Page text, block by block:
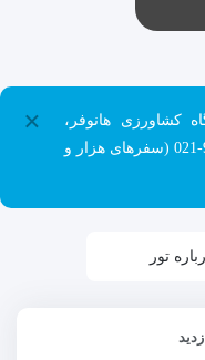
×
کشاورزی هانوفر،
Agritechnica می توانید با شماره 91009678-021 (سفرهای هزار و
تور